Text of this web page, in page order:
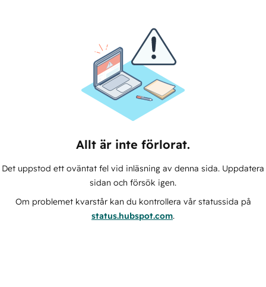
Allt är inte förlorat.
Det uppstod ett oväntat fel vid inläsning av denna sida. Uppdatera
sidan och försök igen.
Om problemet kvarstår kan du kontrollera vår statussida på
status.hubspot.com.